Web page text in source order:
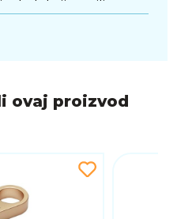
obliku SanDisk
i macOS
USB 3.0
i na starijim
USB stick s
Ultra Flair 128GB
upotrebu.
ovaj proizvod